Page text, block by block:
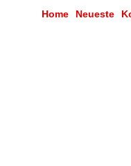
Home Neueste